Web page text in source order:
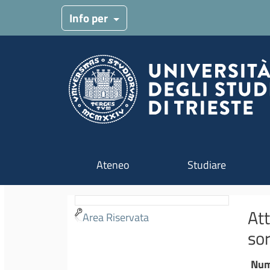
Menu target
Info per
Navigazione principale
Ateneo Studiare
Area Riservata